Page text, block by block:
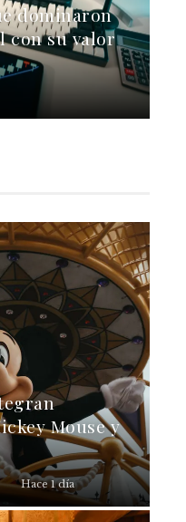
dominaron
con su valor
Mouse y
Hace 1 día